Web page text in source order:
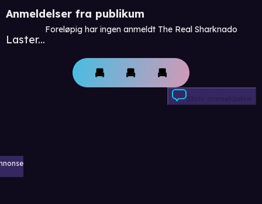
Anmeldelser fra publikum
Laster...
Foreløpig har ingen anmeldt The Real Sharknado
Skriv anmeldelse